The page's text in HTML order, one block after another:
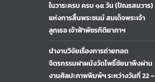
ในวาระครบ ครบ ๑๕ วัน (ปัณรสมวาร)
แห่งการสิ้นพระชนม์ สมเด็จพระเจ้า
ลูกเธอ เจ้าฟ้าพัชรกิติยาภาฯ
นำงานวิจัยเรื่องการถ่ายทอด
จิตรกรรมฝาผนังวัดโพธิ์ชัยนาพึงผ่าน
งานศิลปะภาพพิมพ์ฯ ระหว่างวันที่ 22 –